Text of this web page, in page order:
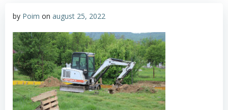
by Poim on august 25, 2022